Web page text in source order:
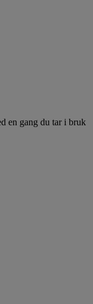
en gang du tar i bruk